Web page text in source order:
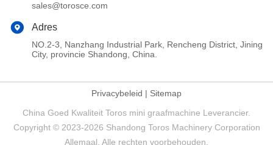
sales@torosce.com
Adres
NO.2-3, Nanzhang Industrial Park, Rencheng District, Jining
City, provincie Shandong, China.
Privacybeleid | Sitemap
China Goed Kwaliteit Toros mini graafmachine Leverancier.
Copyright © 2023-2026 Shandong Toros Machinery Corporation
Allemaal. Alle rechten voorbehouden.